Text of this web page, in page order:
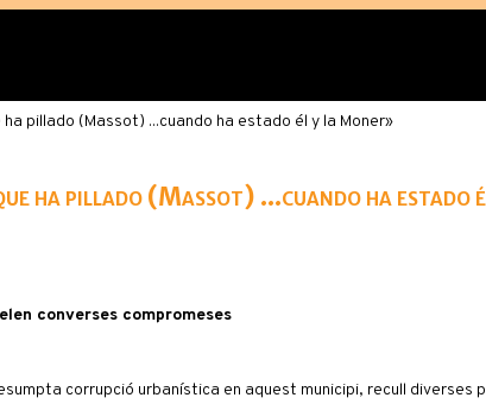
pillado (Massot) ...cuando ha estado él y la Moner»
ha pillado (Massot) ...cuando ha estado
converses compromeses
corrupció urbanística en aquest municipi, recull diverses